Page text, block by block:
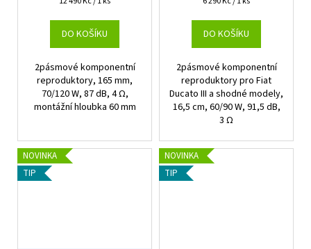
DO KOŠÍKU
2pásmové komponentní
reproduktory, 165 mm,
70/120 W, 87 dB, 4 Ω,
montážní hloubka 60 mm
DO KOŠÍKU
2pásmové komponentní
reproduktory pro Fiat
Ducato III a shodné modely,
16,5 cm, 60/90 W, 91,5 dB,
3 Ω
NOVINKA
TIP
NOVINKA
TIP